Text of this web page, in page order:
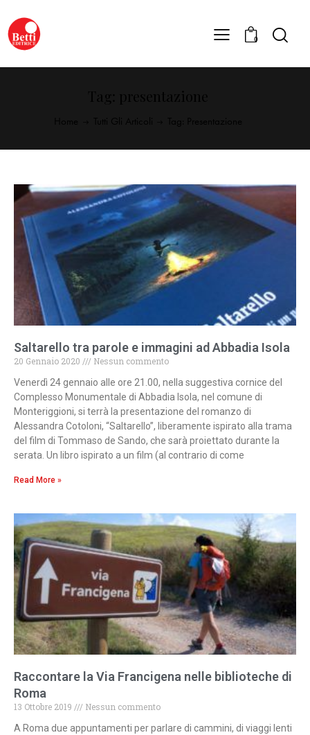
0
Saltarello tra parole e immagini ad Abbadia Isola
20 Gennaio 2020
Nessun commento
Venerdì 24 gennaio alle ore 21.00, nella suggestiva cornice del
Complesso Monumentale di Abbadia Isola, nel comune di
Monteriggioni, si terrà la presentazione del romanzo di
Alessandra Cotoloni, “Saltarello”, liberamente ispirato alla trama
del film di Tommaso de Sando, che sarà proiettato durante la
serata. Un libro ispirato a un film (al contrario di come
Read More »
Raccontare la Via Francigena nelle biblioteche di
Roma
13 Ottobre 2019
Nessun commento
A Roma due appuntamenti per parlare di cammini, di viaggi lenti